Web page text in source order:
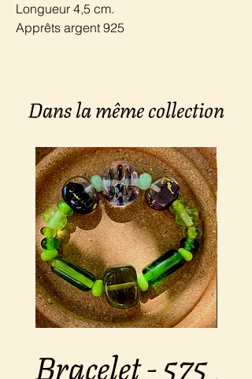
Longueur 4,5 cm.
Apprêts argent 925
Dans la même collection
Bracelet - 575